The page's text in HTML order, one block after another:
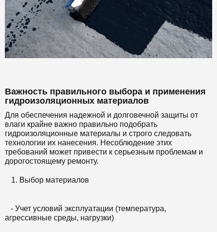
Важность правильного выбора и применения
гидроизоляционных материалов
Для обеспечения надежной и долговечной защиты от
влаги крайне важно правильно подобрать
гидроизоляционные материалы и строго следовать
технологии их нанесения. Несоблюдение этих
требований может привести к серьезным проблемам и
дорогостоящему ремонту.
Выбор материалов
- Учет условий эксплуатации (температура,
агрессивные среды, нагрузки)